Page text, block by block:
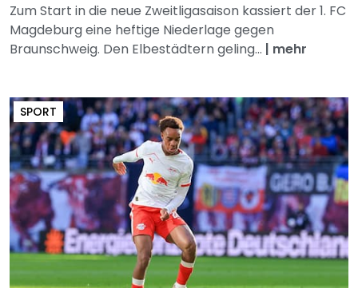
Zum Start in die neue Zweitligasaison kassiert der 1. FC
Magdeburg eine heftige Niederlage gegen
Braunschweig. Den Elbestädtern geling... | mehr
SPORT